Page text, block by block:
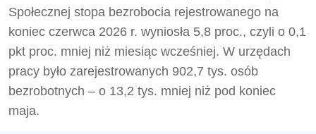
Społecznej stopa bezrobocia rejestrowanego na
koniec czerwca 2026 r. wyniosła 5,8 proc., czyli o 0,1
pkt proc. mniej niż miesiąc wcześniej. W urzędach
pracy było zarejestrowanych 902,7 tys. osób
bezrobotnych – o 13,2 tys. mniej niż pod koniec
maja.